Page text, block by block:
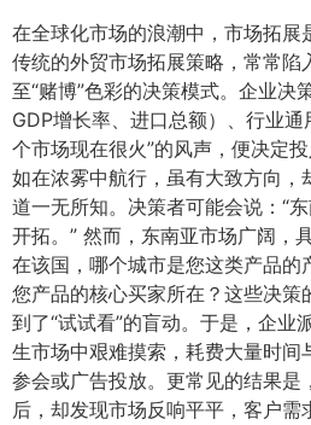
在全球化市场的浪潮中，市场拓展
传统的外贸市场拓展策略，常常陷
至“赌博”色彩的决策模式。企业决
GDP增长率、进口总额）、行业
个市场现在很火”的风声，便决定
如在浓雾中航行，虽有大致方向，
道一无所知。决策者可能会说：“
开拓。” 然而，东南亚市场广阔，
在该国，哪个城市是您这类产品的
您产品的核心买家所在？这些决策
到了“试试看”的盲动。于是，企业
生市场中艰难摸索，耗费大量时间
参会或广告投放。更常见的结果是
后，却发现市场反响平平，客户需